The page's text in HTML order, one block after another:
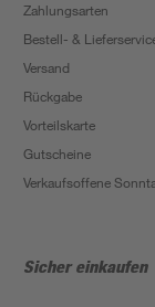
Zahlungsarten
Bestell- &
Versand
Rückgabe
Vorteilskarte
Gutscheine
Verkaufsoffene
Sicher einkaufen